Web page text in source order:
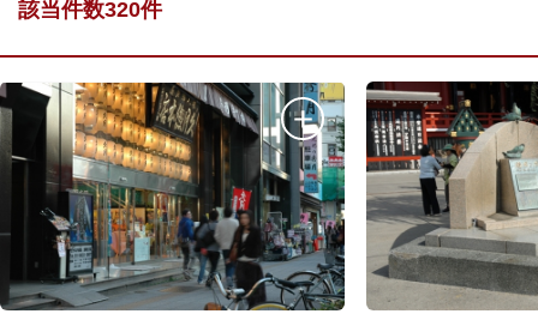
該当件数320件